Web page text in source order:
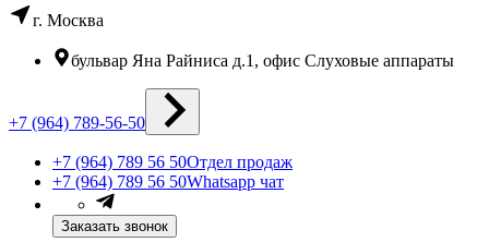
г. Москва
бульвар Яна Райниса д.1, офис Слуховые аппараты
+7 (964) 789-56-50
+7 (964) 789 56 50Отдел продаж
+7 (964) 789 56 50Whatsapp чат
Заказать звонок